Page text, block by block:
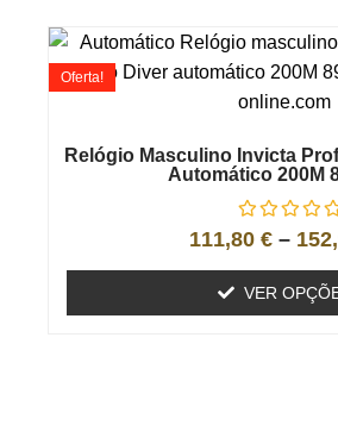
Relógio Masculino Invicta
Automático 200M
Oferta!
111,80 € –
VER